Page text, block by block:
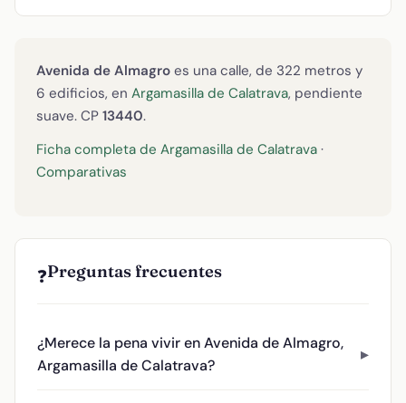
Avenida de Almagro es una calle, de 322 metros y
6 edificios, en Argamasilla de Calatrava, pendiente
suave. CP 13440.
Ficha completa de Argamasilla de Calatrava ·
Comparativas
❓Preguntas frecuentes
¿Merece la pena vivir en Avenida de Almagro,
Argamasilla de Calatrava?